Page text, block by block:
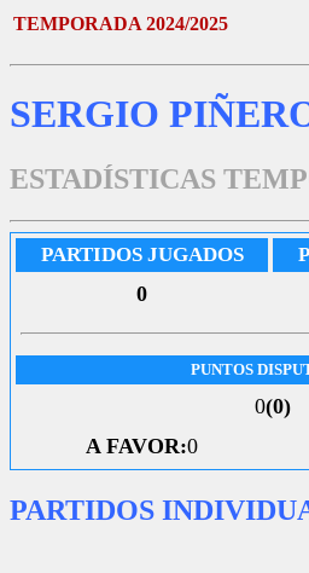
TEMPORADA 2024/2025
SERGIO
ESTADÍSTICAS
PARTIDOS JUGADOS
0
PUNTOS
0(0)
A FAVOR:0
PARTIDOS